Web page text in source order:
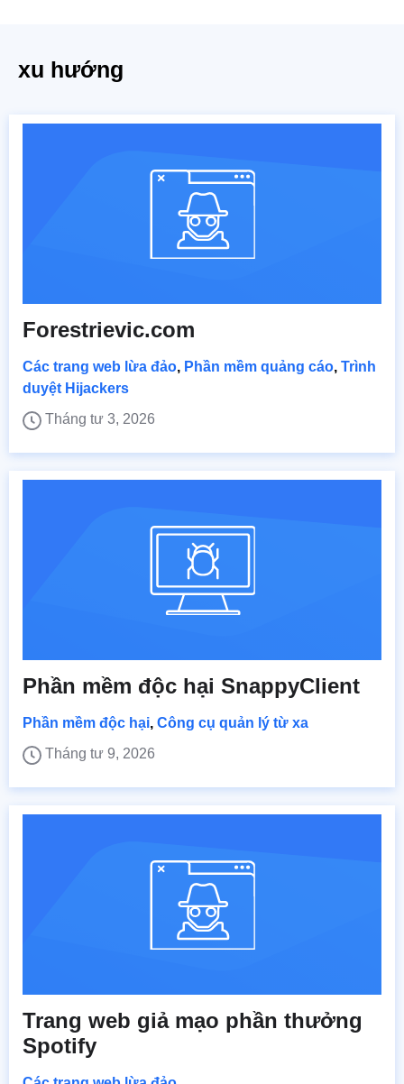
xu hướng
Forestrievic.com
Các trang web lừa đảo, Phần mềm quảng cáo, Trình
duyệt Hijackers
Tháng tư 3, 2026
Phần mềm độc hại SnappyClient
Phần mềm độc hại, Công cụ quản lý từ xa
Tháng tư 9, 2026
Trang web giả mạo phần thưởng
Spotify